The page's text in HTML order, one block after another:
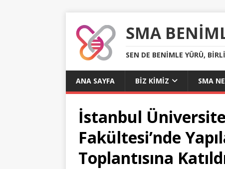
SMA
SEN DE BENIMLE YÜRÜ,
ANA SAYFA BIZ KIMIZ SMA
İstanbul
Fakültesi’nde
Toplantısına